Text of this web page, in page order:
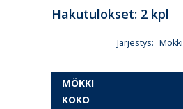
Hakutulokset: 2 kpl
Järjestys: Mökki
MÖKKI
KOKO